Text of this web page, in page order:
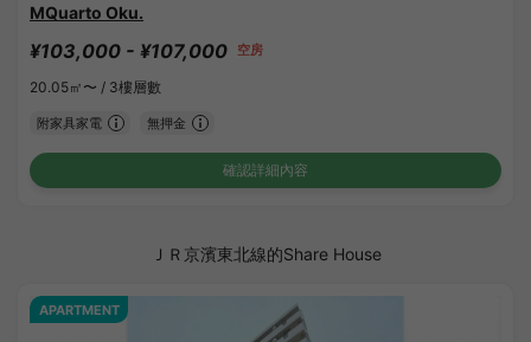
MQuarto Oku.
¥103,000 - ¥107,000 空房
20.05㎡〜 / 3樓層數
附家具家電 無押金
確認詳細內容
ＪＲ京濱東北線的Share House
APARTMENT